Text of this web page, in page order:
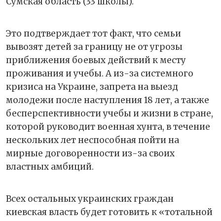
Это подтверждает тот факт, что семьи
вывозят детей за границу не от угрозы
приближения боевых действий к месту
проживания и учебы. А из-за системного
кризиса на Украине, запрета на выезд
молодежи после наступления 18 лет, а также
бесперспективности учебы и жизни в стране,
которой руководит военная хунта, в течение
нескольких лет неспособная пойти на
мирные договоренности из-за своих
властных амбиций.
Всех остальных украинских граждан
киевская власть будет готовить к «тотальной